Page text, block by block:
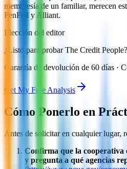
membresía de un familiar, merecen
PenFed y Alliant.
Elección del editor
¿Listo para probar The Credit People?
Garantía de devolución de 60 días ·
Get My Free Analysis
Cómo Ponerlo en
Antes de solicitar en cualquier lugar,
Confirma que la cooperativa
y pregunta a qué agencias